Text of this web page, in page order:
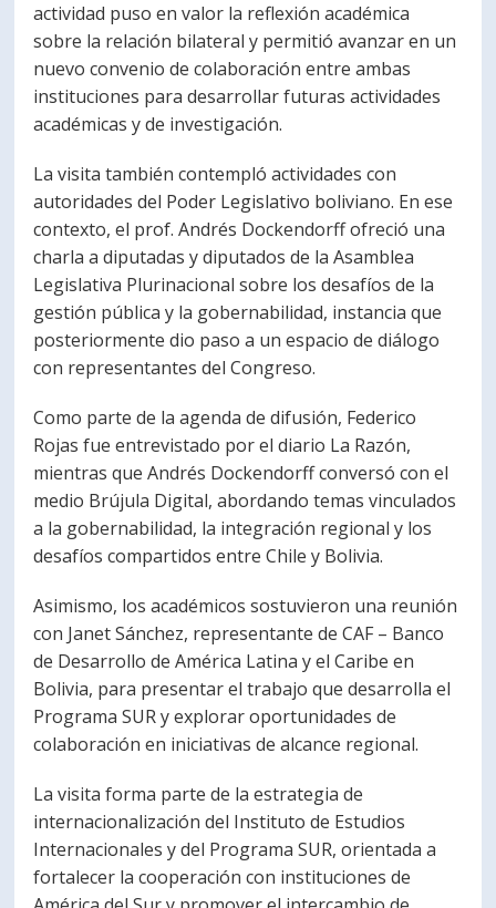
actividad puso en valor la reflexión académica
sobre la relación bilateral y permitió avanzar en un
nuevo convenio de colaboración entre ambas
instituciones para desarrollar futuras actividades
académicas y de investigación.
La visita también contempló actividades con
autoridades del Poder Legislativo boliviano. En ese
contexto, el prof. Andrés Dockendorff ofreció una
charla a diputadas y diputados de la Asamblea
Legislativa Plurinacional sobre los desafíos de la
gestión pública y la gobernabilidad, instancia que
posteriormente dio paso a un espacio de diálogo
con representantes del Congreso.
Como parte de la agenda de difusión, Federico
Rojas fue entrevistado por el diario La Razón,
mientras que Andrés Dockendorff conversó con el
medio Brújula Digital, abordando temas vinculados
a la gobernabilidad, la integración regional y los
desafíos compartidos entre Chile y Bolivia.
Asimismo, los académicos sostuvieron una reunión
con Janet Sánchez, representante de CAF – Banco
de Desarrollo de América Latina y el Caribe en
Bolivia, para presentar el trabajo que desarrolla el
Programa SUR y explorar oportunidades de
colaboración en iniciativas de alcance regional.
La visita forma parte de la estrategia de
internacionalización del Instituto de Estudios
Internacionales y del Programa SUR, orientada a
fortalecer la cooperación con instituciones de